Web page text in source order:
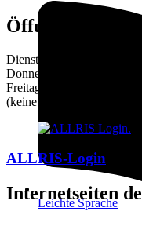
Leichte Sprache
Öffungszeiten
Dienstag 9–12 und 14–16
Donnerstag 9–12 und
Freitag 9–12 Uhr
(keine
ALLRIS-Login
Internetseiten